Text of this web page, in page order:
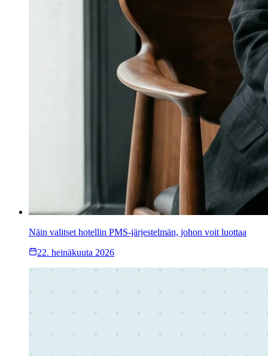
Näin valitset hotellin PMS-järjestelmän, johon voit luottaa
22. heinäkuuta 2026